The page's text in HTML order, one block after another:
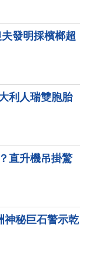
發明採檳榔超
利人瑞雙胞胎
直升機吊掛驚
神秘巨石警示乾